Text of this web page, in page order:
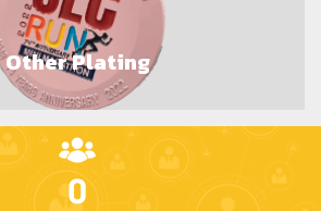
Other Plating
0